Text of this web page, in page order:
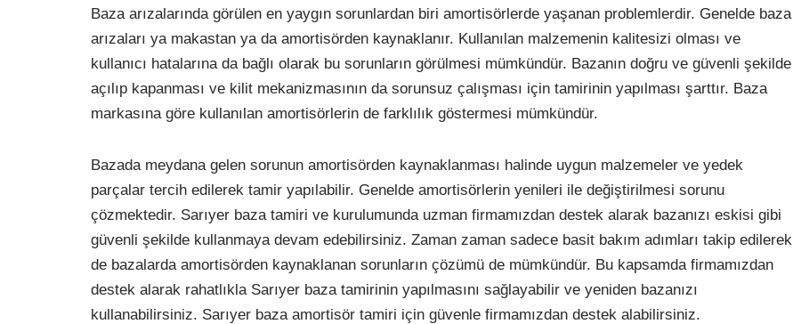
Baza arızalarında görülen en yaygın sorunlardan biri amortisörlerde yaşanan problemlerdir. Genelde baza
arızaları ya makastan ya da amortisörden kaynaklanır. Kullanılan malzemenin kalitesizi olması ve
kullanıcı hatalarına da bağlı olarak bu sorunların görülmesi mümkündür. Bazanın doğru ve güvenli şekilde
açılıp kapanması ve kilit mekanizmasının da sorunsuz çalışması için tamirinin yapılması şarttır. Baza
markasına göre kullanılan amortisörlerin de farklılık göstermesi mümkündür.
Bazada meydana gelen sorunun amortisörden kaynaklanması halinde uygun malzemeler ve yedek
parçalar tercih edilerek tamir yapılabilir. Genelde amortisörlerin yenileri ile değiştirilmesi sorunu
çözmektedir. Sarıyer baza tamiri ve kurulumunda uzman firmamızdan destek alarak bazanızı eskisi gibi
güvenli şekilde kullanmaya devam edebilirsiniz. Zaman zaman sadece basit bakım adımları takip edilerek
de bazalarda amortisörden kaynaklanan sorunların çözümü de mümkündür. Bu kapsamda firmamızdan
destek alarak rahatlıkla Sarıyer baza tamirinin yapılmasını sağlayabilir ve yeniden bazanızı
kullanabilirsiniz. Sarıyer baza amortisör tamiri için güvenle firmamızdan destek alabilirsiniz.